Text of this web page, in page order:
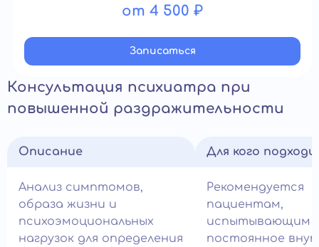
от 4 500 ₽
Записатьcя
Консультация психиатра при
повышенной раздражительности
Описание
Анализ симптомов,
образа жизни и
психоэмоциональных
нагрузок для определения
Для кого
Рекомендуется
пациентам,
испытывающим
постоянное